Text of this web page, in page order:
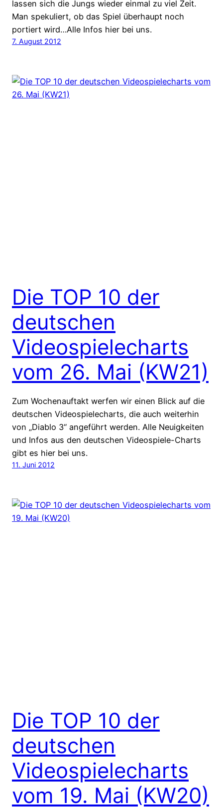
lassen sich die Jungs wieder einmal zu viel Zeit.
Man spekuliert, ob das Spiel überhaupt noch
portiert wird…Alle Infos hier bei uns.
7. August 2012
Die TOP 10 der
deutschen
Videospielecharts
vom 26. Mai (KW21)
Zum Wochenauftakt werfen wir einen Blick auf die
deutschen Videospielecharts, die auch weiterhin
von „Diablo 3“ angeführt werden. Alle Neuigkeiten
und Infos aus den deutschen Videospiele-Charts
gibt es hier bei uns.
11. Juni 2012
Die TOP 10 der
deutschen
Videospielecharts
vom 19. Mai (KW20)